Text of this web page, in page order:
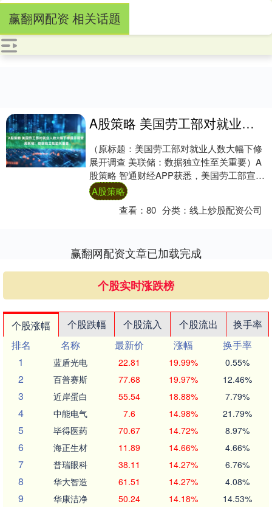
赢翻网配资 相关话题
A股策略 美国劳工部对就业人数大幅下修展开调查 美联储：数据独立性至关重要
（原标题：美国劳工部对就业人数大幅下修
展开调查 美联储：数据独立性至关重要）A
股策略 智通财经APP获悉，美国劳工部宣
布，将对下属的劳工统计局(BLS)近期的
数....
A股策略
查看：80 分类：线上炒股配资公司
赢翻网配资文章已加载完成
个股实时涨跌榜
个股涨幅 个股跌幅 个股流入 个股流出
换手率
排名
名称 最新价 涨幅
换手率
1
蓝盾光电 22.81 19.99% 0.55%
2 百普赛斯 77.68 19.97% 12.46%
3 近岸蛋白 55.54 18.88% 7.79%
4 中能电气 7.6 14.98% 21.79%
5 毕得医药 70.67 14.72% 8.97%
6 海正生材 11.89 14.66% 4.66%
7 普瑞眼科 38.11 14.27% 6.76%
8 华大智造 61.51 14.27% 4.08%
9 华康洁净 50.24 14.18% 14.53%